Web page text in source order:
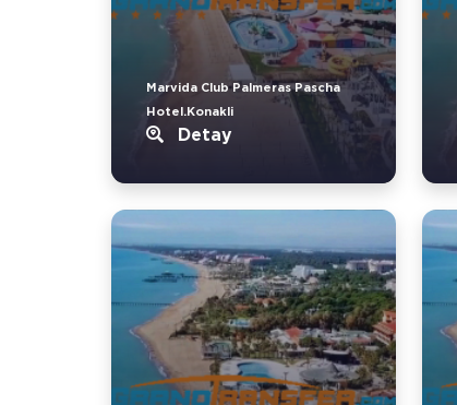
Marvida Club Palmeras Pascha
Hotel.Konakli
Detay